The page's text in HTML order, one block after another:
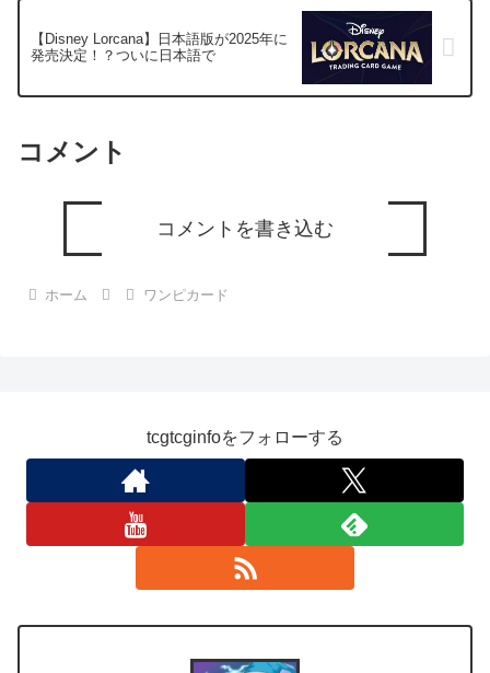
【Disney Lorcana】日本語版が2025年に
発売決定！？ついに日本語で
コメント
コメントを書き込む
ホーム ワンピカード
tcgtcginfoをフォローする